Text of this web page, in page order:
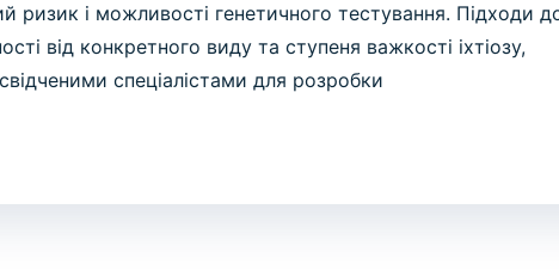
ризик і можливості генетичного тестування. Підходи
від конкретного виду та ступеня важкості іхтіозу,
спеціалістами для розробки